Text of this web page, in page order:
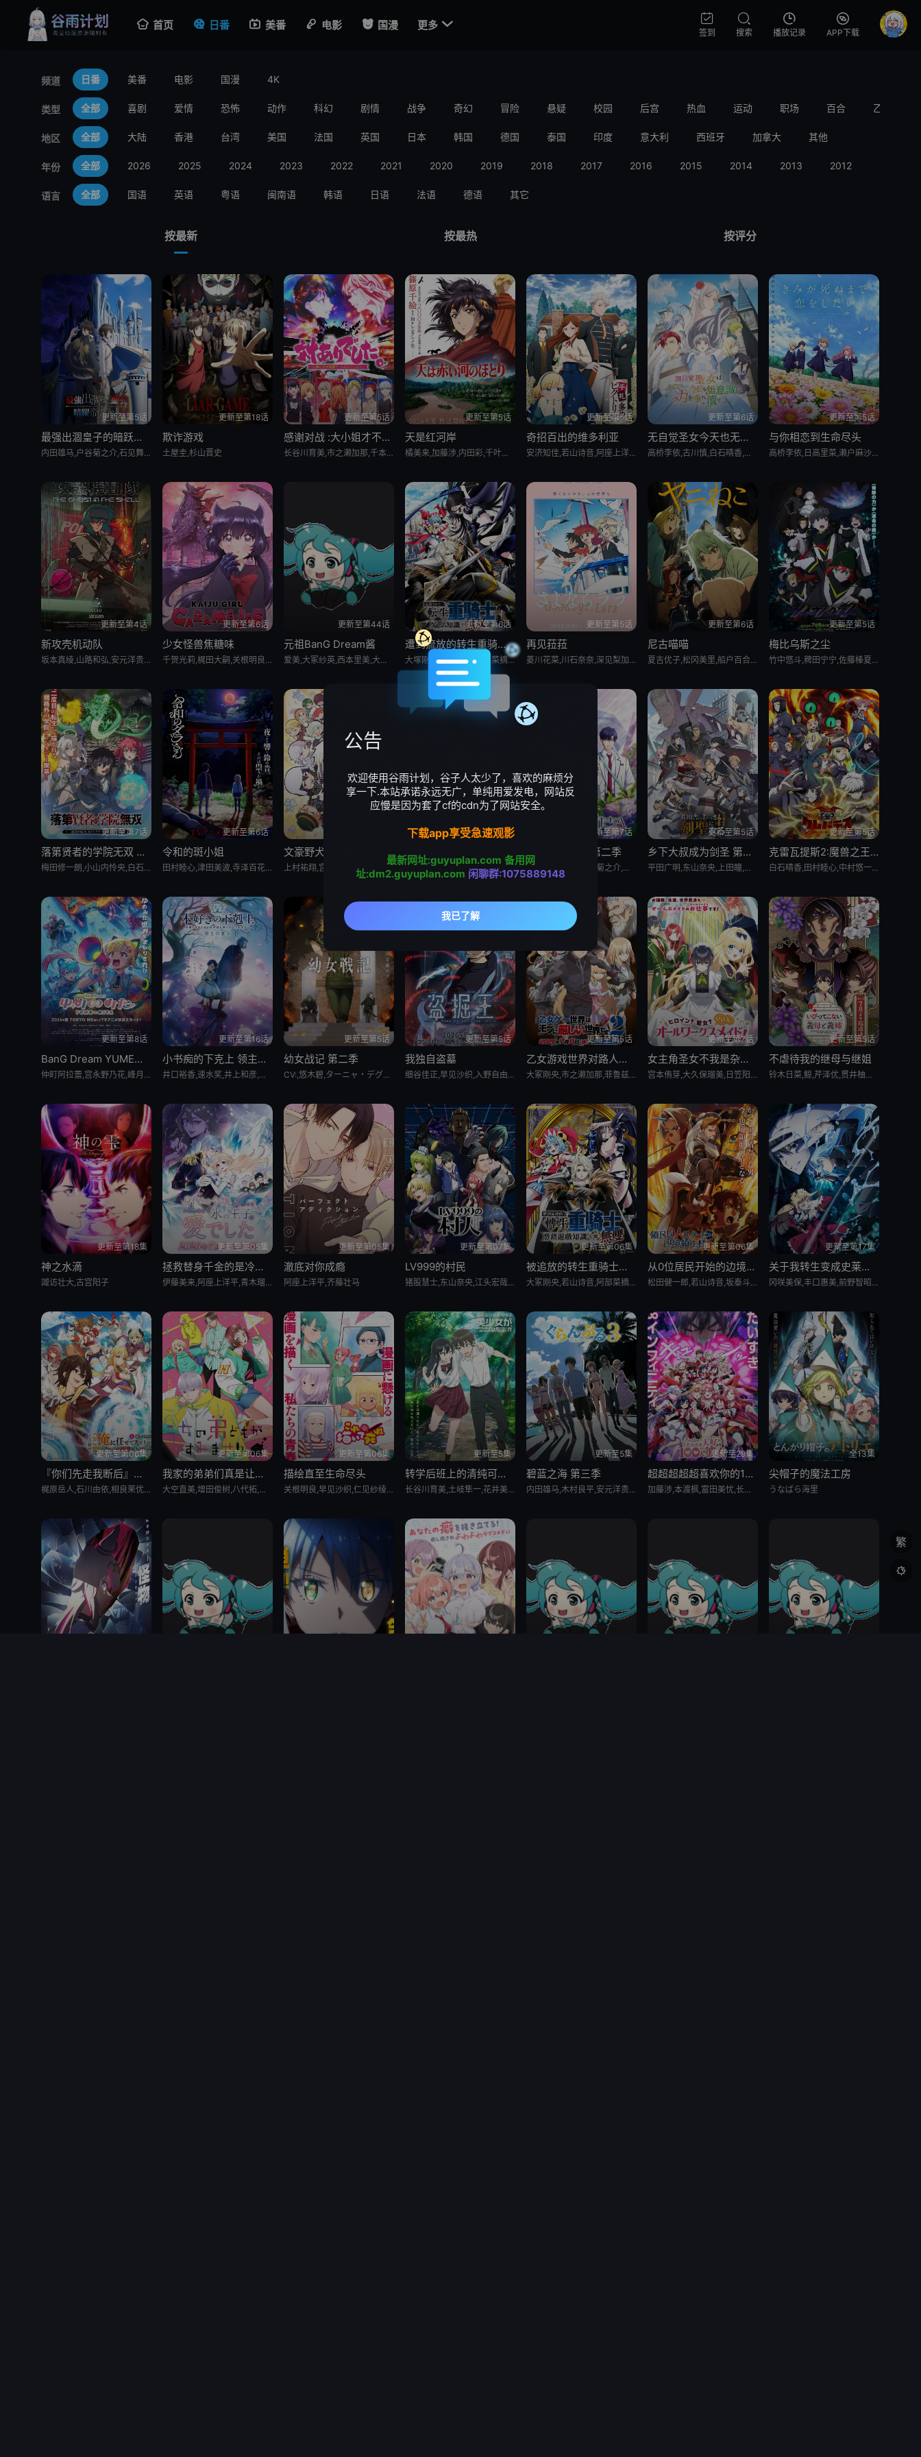
首页 日番 美番 电影 国漫 更多 
签到 搜索 播放记录 APP下载
频道 日番 美番 电影 国漫 4K
类型 全部 喜剧 爱情 恐怖 动作 科幻 剧情 战争 奇幻 冒险 悬疑 校园 后宫 热血 运动 职场 百合 乙女
地区 全部 大陆 香港 台湾 美国 法国 英国 日本 韩国 德国 泰国 印度 意大利 西班牙 加拿大 其他
年份 全部 2026 2025 2024 2023 2022 2021 2020 2019 2018 2017 2016 2015 2014 2013 2012
语言 全部 国语 英语 粤语 闽南语 韩语 日语 法语 德语 其它
按最新 按最热 按评分
更新至第5话
最强出涸皇子的暗跃帝位争夺
内田雄马,户谷菊之介,石见舞菜香,内田真礼,本渡枫,井上和彦,田丸笃志,竹内良太,斋贺光希,松冈祯丞,桑原由气,茅野爱衣,田中正彦
更新至第18话
欺诈游戏
土屋圭,杉山晋史
更新至第5话
感谢对战 :大小姐才不玩格斗游戏:
长谷川育美,市之濑加那,千本木彩花,下地紫野
更新至第5话
天是红河岸
橘美来,加藤涉,内田彩,千叶翔也,前野智昭,游佐浩二,大野智敬,青木志贵,川井田夏海,松冈美里,石谷春贵,榎木淳弥,神尾晋一郎,鸟海浩辅,七海弘希
更新至第5话
奇招百出的维多利亚
安济知佳,若山诗音,阿座上洋平,小野大辅,潘惠美,古川慎,逢坂良太,小野贤章,野岛健儿,秋保佐永子,家中宏
更新至第6话
无自觉圣女今天也无意识地释放力量
高桥李依,古川慎,白石晴香,土岐隼一,田丸笃志,冈本信彦,宫本充,鸟海浩辅,集贝花,东地宏树,大原沙耶香
更新至第5话
与你相恋到生命尽头
高桥李依,日高里菜,濑户麻沙美,石川由依,内山夕实,茅野爱衣
更新至第4话
新攻壳机动队
坂本真绫,山路和弘,安元洋贵,中村悠一
更新至第6话
少女怪兽焦糖味
千贺光莉,梶田大嗣,关根明良,白石晴香,三石琴乃,小西克幸,松井惠理子
更新至第44话
元祖BanG Dream酱
爱美,大冢纱英,西本里美,大桥彩香,伊藤彩沙,佐仓绫音,三泽纱千香,加藤英美里,日笠阳子,金元寿子,前岛亚美,小泽亚李,上坂堇,中上育实,秦佐和子,相羽爱奈,工藤晴香,中岛由贵,樱川惠,志崎桦音,伊藤美来,田所梓,吉田有里,丰田萌绘,黑泽朋世,进藤天音,直田姬奈,西尾夕香,mika,岛村绚沙,Raychell,小原莉子,夏芽,仓知玲凤,纺木吏佐,羊宫妃那,立石凛
更新至第6话
遭到流放的转生重骑士凭借游戏知识大开无双
大塚刚央,若山诗音,阿部菜摘子
更新至第5话
再见菈菈
菱川花菜,川石奈奈,深见梨加,村濑步,大野智敬,真殿光昭,住友七绘,寺杣昌纪,津田美波,山本和臣
更新至第6话
尼古喵喵
夏吉优子,松冈美里,船户百合绘,清水彩香,井泽诗织,明智璃子,稻田彻
更新至第5话
梅比乌斯之尘
竹中悠斗,稗田宁宁,佐藤榛夏,坂泰斗,市川苍,堀金苍平,松田飒水,三上枝织,河濑茉希,厚地彩花,福原绫香,大野智敬,本泉莉奈,中村光希,千本木彩花,土田大,盐口量平,广桥凉,桑原由气,日野麻里,手冢宏通,森永彩斗,青山玲菜,猪股慧士,德留慎乃佑
更新至第7话
落第贤者的学院无双 第二回转生S等级作弊魔术师冒险记
梅田修一朗,小山内怜央,白石晴香,加藤英美里,平川大辅,东地宏树,福原绫香
更新至第6话
令和的斑小姐
田村睦心,津田美波,寺泽百花,寺杣昌纪
文豪野犬 汪 第二季
上村祐翔,宫野真守,细谷佳正,诸星堇,小野贤章,谷山纪章,樱井孝宏,花泽香菜,森川智之,植田佳奈,石田彰,子安武人,千叶翔也,草尾毅,福山润,梶裕贵,阿座上洋平,林勇,小市真琴,大塚明夫
更新至第5话
雷霆三人行
铃代纱弓,川井田夏海,秋山绘理,蜜蜂穗香,坂田将吾,坂泰斗,广濑有纪,前川凉子,石谷春贵,小野寺悠贵,新祐树,渡谷美帆
更新至第7话
花样少男少女 第二季
山根绮,八代拓,户谷菊之介,梅原裕一郎,福山润,川岛零士,内山昂辉,驹田航,古屋亚南,日野聪,水中雅章,榎木淳弥,子安武人
更新至第5话
乡下大叔成为剑圣 第二季
平田广明,东山奈央,上田瞳,广濑有纪,矢野妃菜喜,仲田亚里沙,斋藤千和,石川界人,内田直哉
更新至第5话
克雷瓦提斯2:魔兽之王与虚伪的勇者传承
白石晴香,田村睦心,中村悠一,黑田崇矢,潘惠美,杉田智和,会泽纱弥,黑泽朋世,关智一,梅田修一朗,菊池由莉奈,橘龙丸,铃木崚汰,峰田大梦,久野美咲,西山宏太朗,关根明良,佐野史郎
更新至第8话
BanG Dream YUME∞MITA
仲町阿拉蕾,宫永野乃花,峰月律,藤都子,千石由乃
更新至第16话
小书痴的下克上 领主的养女
井口裕香,速水奖,井上和彦,高山南,寺崎裕香,森川智之,井上喜久子,梅原裕一郎,濑户麻沙美,东山奈央,子安武人,前野智昭,田村睦心,狩野翔,三瓶由布子,安野希世乃,中岛爱,小山刚志,折笠富美子,白井悠介,山下诚一郎,宫泽清子,田村由香里,小山茉美,山路和弘,福原克己
更新至第5话
幼女战记 第二季
CV:,悠木碧,ターニャ・デグレチャフ,CV:,早见沙织,ヴィーシャ,CV:,三木眞一郎,レルゲン,CV:,玄田哲章,ルーデルドルフ,CV:,大塚芳忠,ゼートゥーア,CV:,滨野大辉,ヴァイス,CV:,小林裕介,グランツ,CV:,笠间淳,ケーニッヒ,CV:,林大地,ノイマン,CV:,杉田智和,ミケル,CV:,森川智之,ウィリアム・ドレイク,CV:,日笠阳子,リリーヤ,CV:,戸松遥,メアリー
更新至第5话
我独自盗墓
细谷佳正,早见沙织,入野自由,诹访部顺一
更新至第5话
乙女游戏世界对路人角色很不友好 第二季
大冢刚央,市之濑加那,菲鲁兹·蓝,石田彰,佐仓绫音,铃村健一,鸟海浩辅,立花慎之介,游佐浩二,桧山修之,竹内顺子,大原沙耶香,雨宫天,小仓唯,宇垣秀成,黑田崇矢
更新至第7话
女主角圣女不我是杂役女仆自豪
宫本侑芽,大久保瑠美,日笠阳子,天崎滉平,小野友树,堀江瞬,仲村宗悟
更新至第5话
不虐待我的继母与继姐
铃木日菜,鲸,芹泽优,贯井柚佳,麦穗杏菜,根本京里,内山夕实,市道真央
更新至第18集
神之水滴
諏访壮大,古宫阳子
更新至第05集
拯救替身千金的是冷酷无情冰之王子的爱
伊藤美来,阿座上洋平,青木瑠璃子,日笠阳子,市之濑加那,千叶翔也,青山穰,石黑史刚,吉川幸宏,前川凉子,奈波果林,义村优
更新至第05集
澈底对你成瘾
阿座上洋平,齐藤壮马
更新至第07集
LV999的村民
猪股慧士,东山奈央,江头宏哉,岛崎信长,石见舞菜香,古贺葵,Lynn,梅原裕一郎
更新至第06集
被追放的转生重骑士用游戏知识开无双
大冢刚央,若山诗音,阿部菜摘子
更新至第06集
从0位居民开始的边境领主大人
松田健一郎,若山诗音,坂泰斗,伊藤美来,白石晴香,福山润,安田陆矢,阿保玛利亚,鲸,日笠阳子,东山奈央
更新至第17集
关于我转生变成史莱姆这档事 第四季
冈咲美保,丰口惠美,前野智昭,古川慎,千本木彩花
更新至第06集
『你们先走我断后』于是10年后我成为了传说
梶原岳人,石川由依,相良茉优,市道真央,小坂井祐莉绘,森川智之,小山刚志,丸冈和佳奈,照井悠希,宫咲明里,花井美春,木下铃奈
更新至第06集
我家的弟弟们真是让您费心了
大空直美,增田俊树,八代拓,小野贤章,寺泽百花,小野大辅,远藤绫
更新至第06集
描绘直至生命尽头
关根明良,早见沙织,仁见纱绫,藤村花音,日高范子,种崎敦美,野上尤加奈,井上喜久子
更新至5集
转学后班上的清纯可爱美少女竟是小时候玩在一起的哥儿们
长谷川育美,土岐隼一,花井美春,春濑夏美,和泉风花,中村源太
更新至5集
碧蓝之海 第三季
内田雄马,木村良平,安元洋贵,小西克幸,安济知佳,内田真礼,行成桃姬,阿澄佳奈,山根绮,江口拓也,榎木淳弥,花江夏树,罗伯特·沃特曼,福山润,诸星堇,青山吉能,川田绅司,水树奈奈,市道真央,大原沙耶香,濑户麻沙美,洲崎绫
更新至29集
超超超超超喜欢你的100个女朋友 第三季
加藤涉,本渡枫,富田美忧,长绳麻理亚,濑户麻沙美,朝井彩加,上坂堇,进藤天音,三森铃子,高桥李依,Lynn,高尾奏音,石原夏织,竹达彩奈,千叶繁,上田祐司
全13集
尖帽子的魔法工房
うなばら海里
繁

公告
欢迎使用谷雨计划，谷子人太少了，喜欢的麻烦分
享一下.本站承诺永远无广，单纯用爱发电，网站反
应慢是因为套了cf的cdn为了网站安全。
下载app享受急速观影
最新网址:guyuplan.com 备用网
址:dm2.guyuplan.com 闲聊群:1075889148